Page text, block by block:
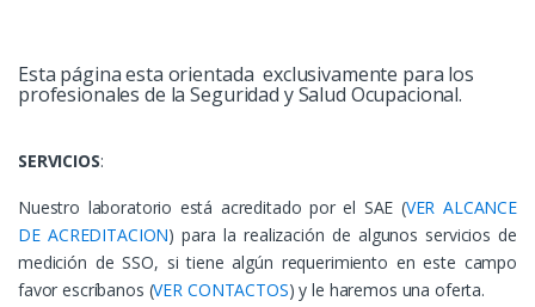
Higiene Industrial
Esta página esta orientada exclusivamente para los
profesionales de la Seguridad y Salud Ocupacional.
SERVICIOS:
Nuestro laboratorio está acreditado por el SAE (VER ALCANCE
DE ACREDITACION) para la realización de algunos servicios de
medición de SSO, si tiene algún requerimiento en este campo
favor escríbanos (VER CONTACTOS) y le haremos una oferta.